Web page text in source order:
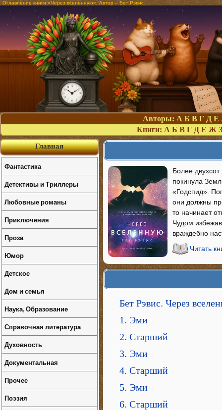
Оглавление книги «Через вселенную». Автор – Бет Рэвис
Авторы: А Б В Г Д Е
Книги: А Б В Г Д Е Ж З
Более
покинула
«Годспид».
они должны
то начинает
Чудом
враждебно
Читать
Бет Рэвис. Через
1. Эми
2. Старший
3. Эми
4. Старший
5. Эми
6. Старший
Главная
Фантастика
Детективы и Триллеры
Любовные романы
Приключения
Проза
Юмор
Детское
Дом и семья
Наука, Образование
Справочная литература
Духовность
Документальная
Прочее
Поэзия